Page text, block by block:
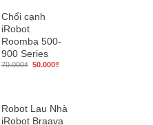
Chổi cạnh
iRobot
Roomba 500-
900 Series
70.000₫ Giá
50.000₫
Robot Lau Nhà
iRobot Braava